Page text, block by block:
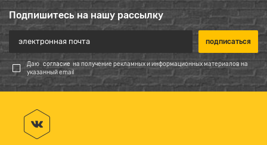
Подпишитесь на нашу рассылку
Даю согласие на получение рекламных и информационных материалов на
указанный email